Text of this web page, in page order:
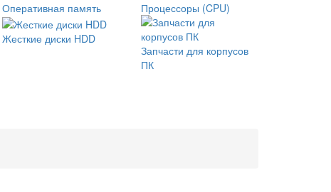
Оперативная память Процессоры (CPU)
Жесткие диски HDD
Запчасти для корпусов
ПК